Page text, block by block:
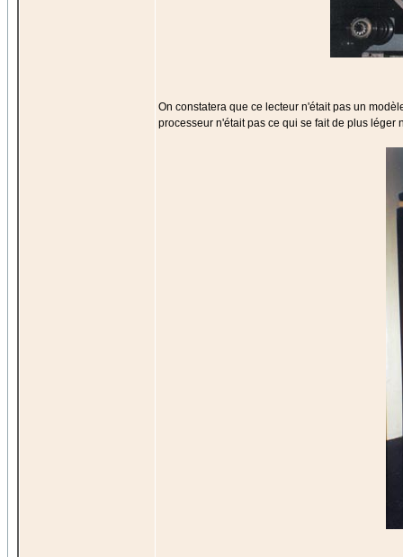
On constatera que ce lecteur n'était pas un
processeur n'était pas ce qui se fait de plus léger